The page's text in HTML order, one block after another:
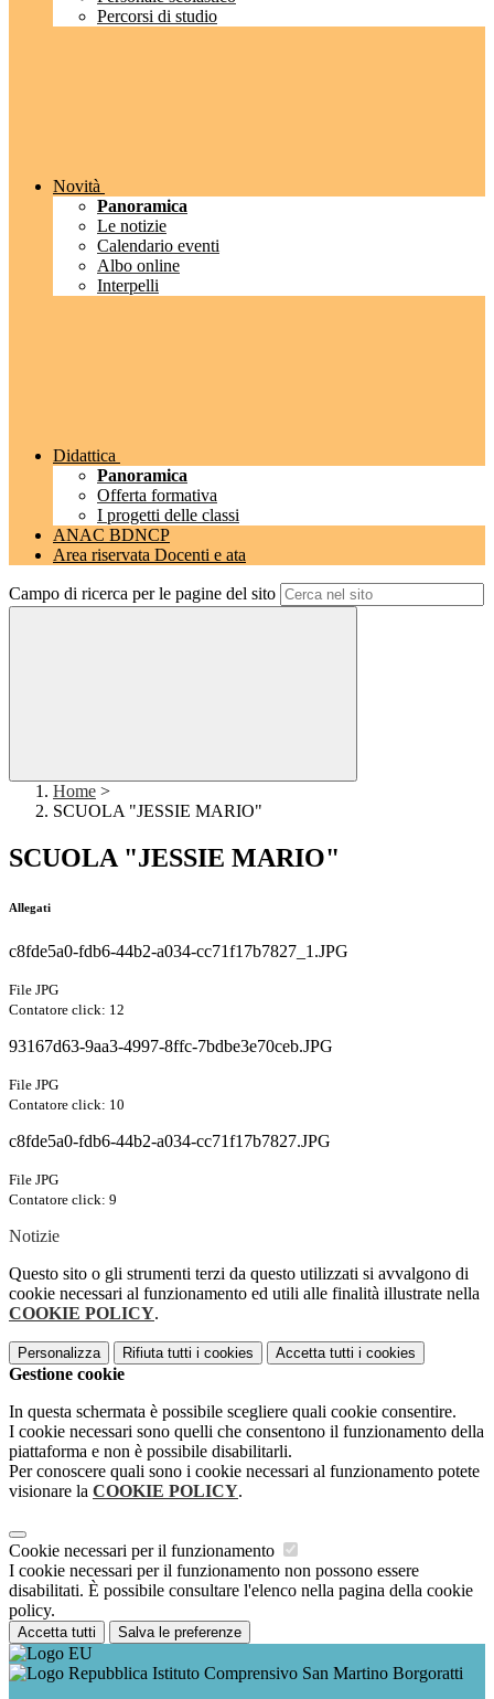
Percorsi di studio
Novità
Panoramica
Le notizie
Calendario eventi
Albo online
Interpelli
Didattica
Panoramica
Offerta formativa
I progetti delle classi
ANAC BDNCP
Area riservata Docenti e ata
Campo di ricerca per le pagine del sito
Home >
SCUOLA "JESSIE MARIO"
SCUOLA "JESSIE MARIO"
Allegati
c8fde5a0-fdb6-44b2-a034-cc71f17b7827_1.JPG
File JPG
Contatore click: 12
93167d63-9aa3-4997-8ffc-7bdbe3e70ceb.JPG
File JPG
Contatore click: 10
c8fde5a0-fdb6-44b2-a034-cc71f17b7827.JPG
File JPG
Contatore click: 9
Notizie
Questo sito o gli strumenti terzi da questo utilizzati si avvalgono di
cookie necessari al funzionamento ed utili alle finalità illustrate nella
COOKIE POLICY.
Personalizza Rifiuta tutti i cookies Accetta tutti i cookies
Gestione cookie
In questa schermata è possibile scegliere quali cookie consentire.
I cookie necessari sono quelli che consentono il funzionamento della
piattaforma e non è possibile disabilitarli.
Per conoscere quali sono i cookie necessari al funzionamento potete
visionare la COOKIE POLICY.
Cookie necessari per il funzionamento
I cookie necessari per il funzionamento non possono essere
disabilitati. È possibile consultare l'elenco nella pagina della cookie
policy.
Accetta tutti Salva le preferenze
Istituto Comprensivo San Martino Borgoratti